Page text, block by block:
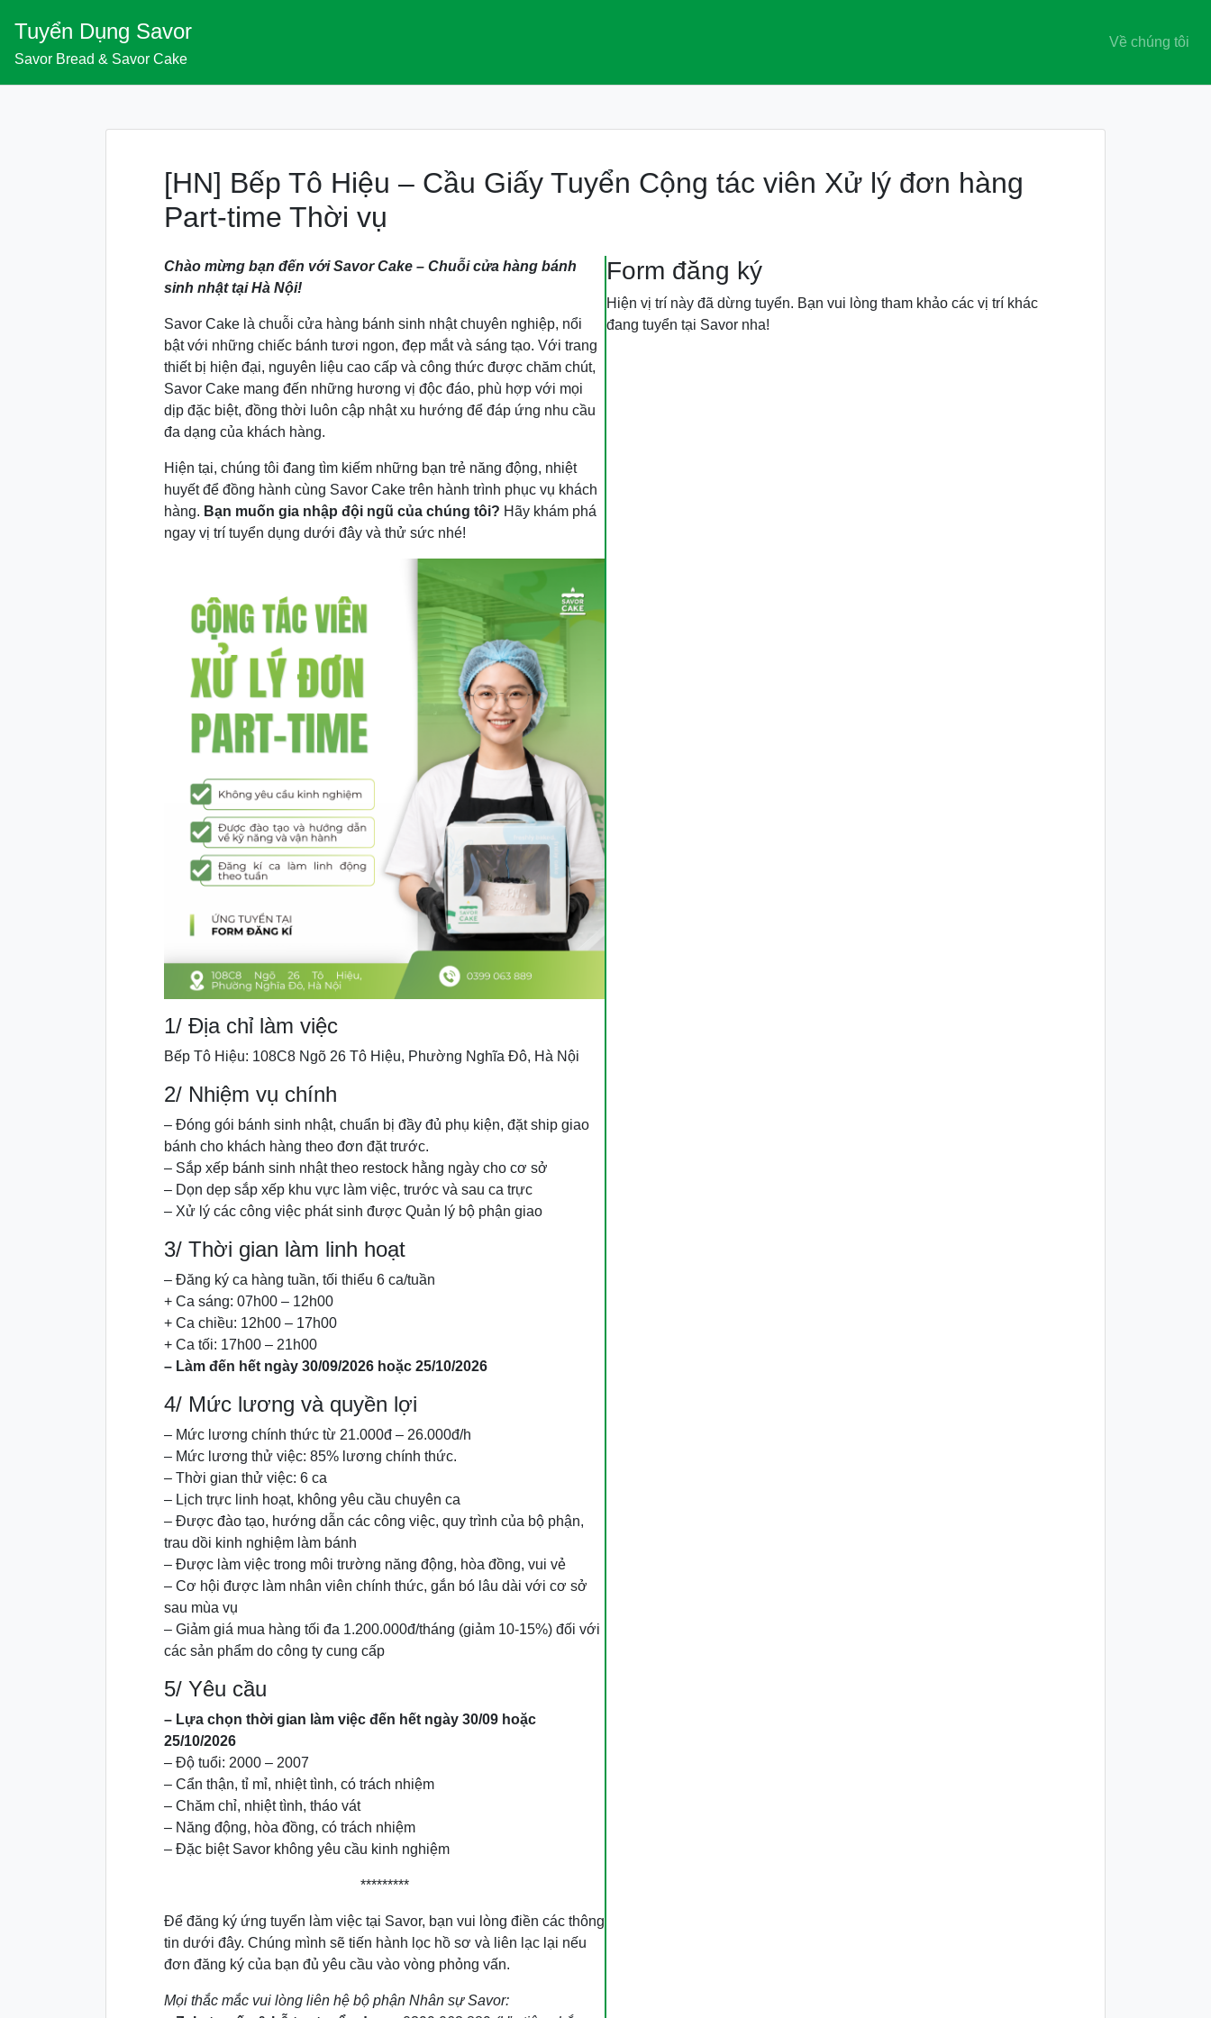
content
Tuyển Dụng Savor
Savor Bread & Savor Cake
Về chúng tôi
[HN] Bếp Tô Hiệu – Cầu Giấy Tuyển Cộng tác viên Xử lý đơn hàng
Part-time Thời vụ
Chào mừng bạn đến với Savor Cake – Chuỗi cửa hàng bánh
sinh nhật tại Hà Nội!
Savor Cake là chuỗi cửa hàng bánh sinh nhật chuyên nghiệp, nổi
bật với những chiếc bánh tươi ngon, đẹp mắt và sáng tạo. Với trang
thiết bị hiện đại, nguyên liệu cao cấp và công thức được chăm chút,
Savor Cake mang đến những hương vị độc đáo, phù hợp với mọi
dịp đặc biệt, đồng thời luôn cập nhật xu hướng để đáp ứng nhu cầu
đa dạng của khách hàng.
Hiện tại, chúng tôi đang tìm kiếm những bạn trẻ năng động, nhiệt
huyết để đồng hành cùng Savor Cake trên hành trình phục vụ khách
hàng. Bạn muốn gia nhập đội ngũ của chúng tôi? Hãy khám phá
ngay vị trí tuyển dụng dưới đây và thử sức nhé!
1/ Địa chỉ làm việc
Bếp Tô Hiệu: 108C8 Ngõ 26 Tô Hiệu, Phường Nghĩa Đô, Hà Nội
2/ Nhiệm vụ chính
– Đóng gói bánh sinh nhật, chuẩn bị đầy đủ phụ kiện, đặt ship giao
bánh cho khách hàng theo đơn đặt trước.
– Sắp xếp bánh sinh nhật theo restock hằng ngày cho cơ sở
– Dọn dẹp sắp xếp khu vực làm việc, trước và sau ca trực
– Xử lý các công việc phát sinh được Quản lý bộ phận giao
3/ Thời gian làm linh hoạt
– Đăng ký ca hàng tuần, tối thiểu 6 ca/tuần
+ Ca sáng: 07h00 – 12h00
+ Ca chiều: 12h00 – 17h00
+ Ca tối: 17h00 – 21h00
– Làm đến hết ngày 30/09/2026 hoặc 25/10/2026
4/ Mức lương và quyền lợi
– Mức lương chính thức từ 21.000đ – 26.000đ/h
– Mức lương thử việc: 85% lương chính thức.
– Thời gian thử việc: 6 ca
– Lịch trực linh hoạt, không yêu cầu chuyên ca
– Được đào tạo, hướng dẫn các công việc, quy trình của bộ phận,
trau dồi kinh nghiệm làm bánh
– Được làm việc trong môi trường năng động, hòa đồng, vui vẻ
– Cơ hội được làm nhân viên chính thức, gắn bó lâu dài với cơ sở
sau mùa vụ
– Giảm giá mua hàng tối đa 1.200.000đ/tháng (giảm 10-15%) đối với
các sản phẩm do công ty cung cấp
5/ Yêu cầu
– Lựa chọn thời gian làm việc đến hết ngày 30/09 hoặc
25/10/2026
– Độ tuổi: 2000 – 2007
– Cẩn thận, tỉ mỉ, nhiệt tình, có trách nhiệm
– Chăm chỉ, nhiệt tình, tháo vát
– Năng động, hòa đồng, có trách nhiệm
– Đặc biệt Savor không yêu cầu kinh nghiệm
*********
Để đăng ký ứng tuyển làm việc tại Savor, bạn vui lòng điền các thông
tin dưới đây. Chúng mình sẽ tiến hành lọc hồ sơ và liên lạc lại nếu
đơn đăng ký của bạn đủ yêu cầu vào vòng phỏng vấn.
Mọi thắc mắc vui lòng liên hệ bộ phận Nhân sự Savor:
Form đăng ký
Hiện vị trí này đã dừng tuyển. Bạn vui lòng tham khảo các vị trí khác
đang tuyển tại Savor nha!